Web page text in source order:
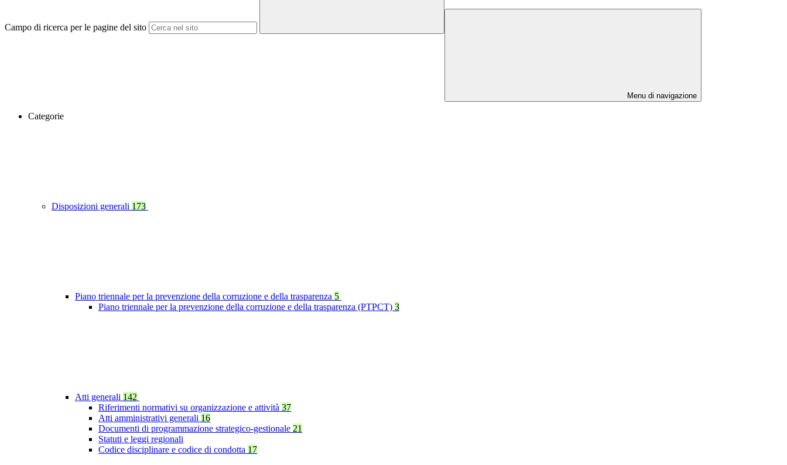
Campo di ricerca per le pagine del sito
Menu di navigazione
Categorie
Disposizioni generali 173
Piano triennale per la prevenzione della corruzione e della trasparenza 5
Piano triennale per la prevenzione della corruzione e della trasparenza (PTPCT) 3
Atti generali 142
Riferimenti normativi su organizzazione e attività 37
Atti amministrativi generali 16
Documenti di programmazione strategico-gestionale 21
Statuti e leggi regionali
Codice disciplinare e codice di condotta 17